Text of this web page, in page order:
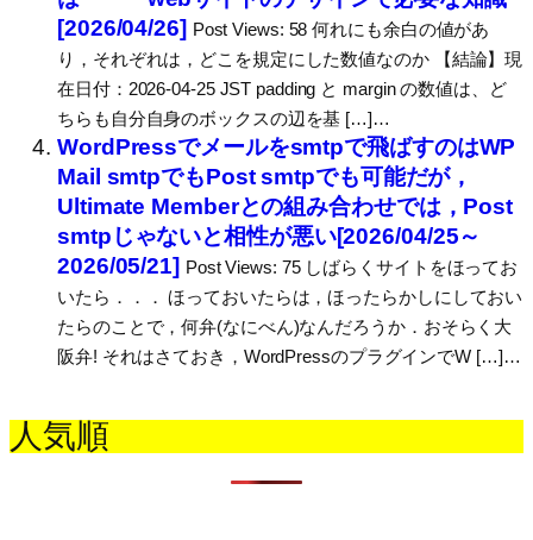
[2026/04/26] Post Views: 58 何れにも余白の値があ
り，それぞれは，どこを規定にした数値なのか 【結論】現
在日付：2026-04-25 JST padding と margin の数値は、ど
ちらも自分自身のボックスの辺を基 […]…
WordPressでメールをsmtpで飛ばすのはWP
Mail smtpでもPost smtpでも可能だが，
Ultimate Memberとの組み合わせでは，Post
smtpじゃないと相性が悪い[2026/04/25～
2026/05/21] Post Views: 75 しばらくサイトをほってお
いたら．．． ほっておいたらは，ほったらかしにしておい
たらのことで，何弁(なにべん)なんだろうか．おそらく大
阪弁! それはさておき，WordPressのプラグインでW […]…
人気順